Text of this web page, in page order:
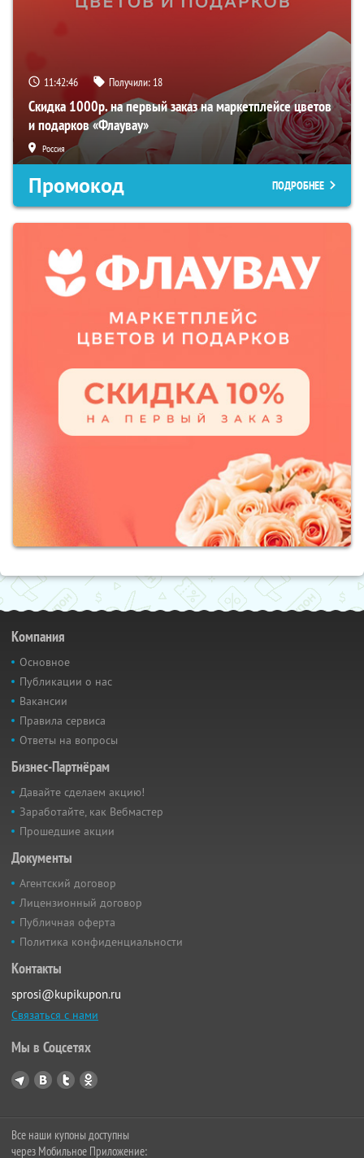
11:42:45 Получили: 18
Скидка 1000р. на первый заказ на маркетплейсе цветов
и подарков «Флаувау»
Россия
Промокод ПОДРОБНЕЕ
Компания
Основное
Публикации о нас
Вакансии
Правила сервиса
Ответы на вопросы
Бизнес-Партнёрам
Давайте сделаем акцию!
Заработайте, как Вебмастер
Прошедшие акции
Документы
Агентский договор
Лицензионный договор
Публичная оферта
Политика конфиденциальности
Контакты
sprosi@kupikupon.ru
Связаться с нами
Мы в Соцсетях
Все наши купоны доступны
через Мобильное Приложение: